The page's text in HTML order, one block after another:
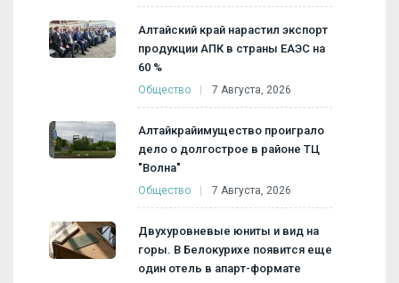
Алтайский край нарастил экспорт
продукции АПК в страны ЕАЭС на
60 %
Общество 7 Августа, 2026
Алтайкрайимущество проиграло
дело о долгострое в районе ТЦ
"Волна"
Общество 7 Августа, 2026
Двухуровневые юниты и вид на
горы. В Белокурихе появится еще
один отель в апарт-формате